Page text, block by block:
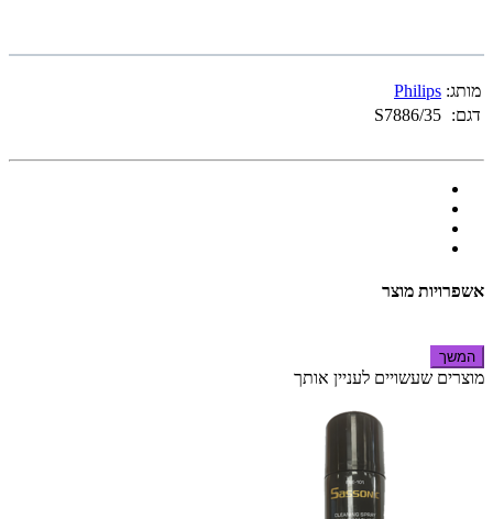
מותג: Philips
דגם: S7886/35
אשפרויות מוצר
המשך
מוצרים שעשויים לעניין אותך